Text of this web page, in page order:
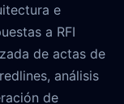
e
a RFI
de actas de
análisis
de